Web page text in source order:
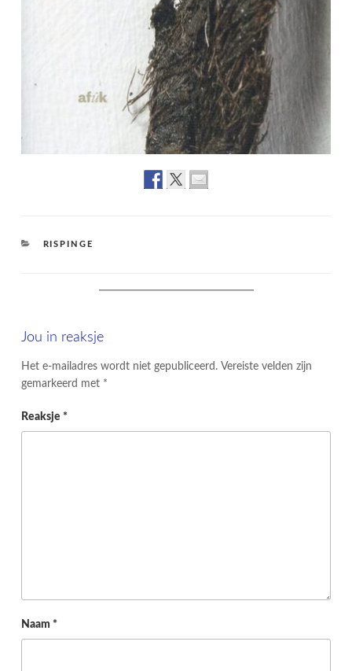
CATEGORIES
RISPINGE
Jou in reaksje
Het e-mailadres wordt niet gepubliceerd. Vereiste velden zijn
gemarkeerd met *
Reaksje *
Naam *